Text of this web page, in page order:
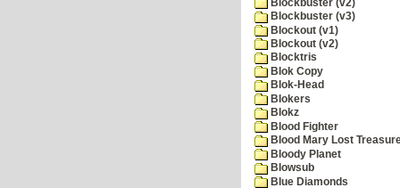
Blockbuster (v2)
Blockbuster (v3)
Blockout (v1)
Blockout (v2)
Blocktris
Blok Copy
Blok-Head
Blokers
Blokz
Blood Fighter
Blood Mary Lost
Bloody Planet
Blowsub
Blue Diamonds